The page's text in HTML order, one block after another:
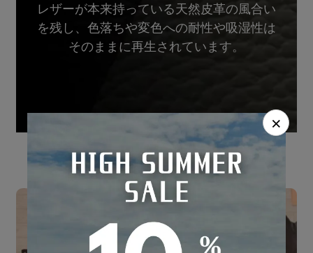
レザーが本来持っている天然皮革の風合い
を残し、色落ちや変色への耐性や吸湿性は
そのままに再生されています。
×